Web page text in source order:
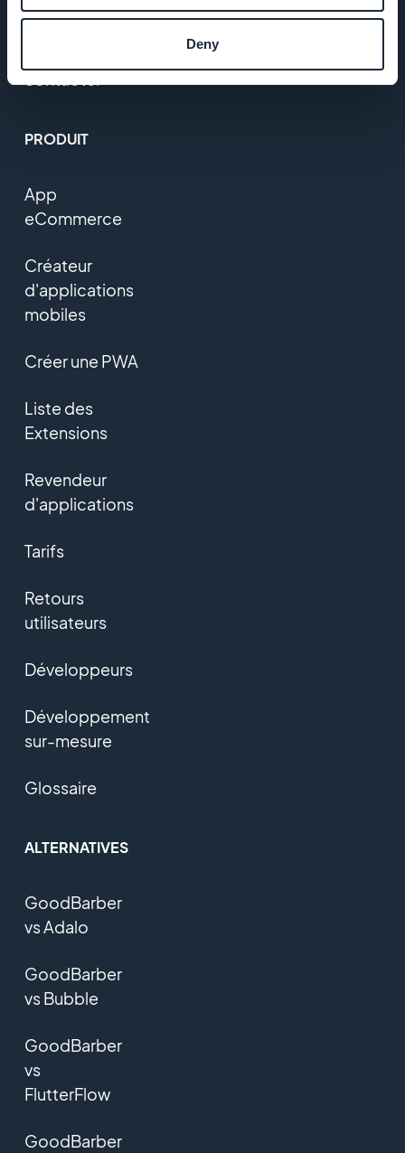
Deny
& GDPR
PRODUIT
App
eCommerce
Créateur
d'applications
mobiles
Créer une PWA
Liste des
Extensions
Revendeur
d'applications
Tarifs
Retours
utilisateurs
Développeurs
Développement
sur-mesure
Glossaire
ALTERNATIVES
GoodBarber
vs Adalo
GoodBarber
vs Bubble
GoodBarber
vs
FlutterFlow
GoodBarber